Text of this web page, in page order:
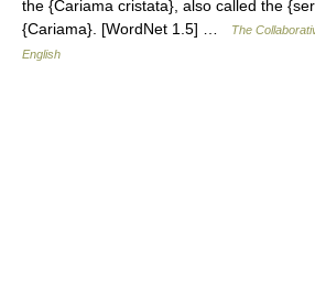
the {Cariama cristata}, also called the
{Cariama}. [WordNet 1.5] …
The
English